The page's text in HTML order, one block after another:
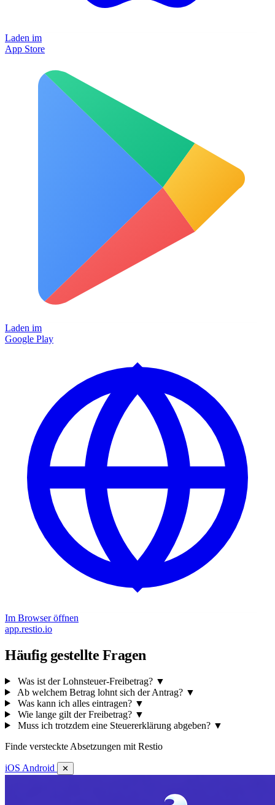
Laden im
App Store
Laden im
Google Play
Im Browser öffnen
app.restio.io
Häufig gestellte Fragen
Was ist der Lohnsteuer-Freibetrag? ▼
Ab welchem Betrag lohnt sich der Antrag? ▼
Was kann ich alles eintragen? ▼
Wie lange gilt der Freibetrag? ▼
Muss ich trotzdem eine Steuererklärung abgeben? ▼
Finde versteckte Absetzungen mit Restio
iOS Android ✕